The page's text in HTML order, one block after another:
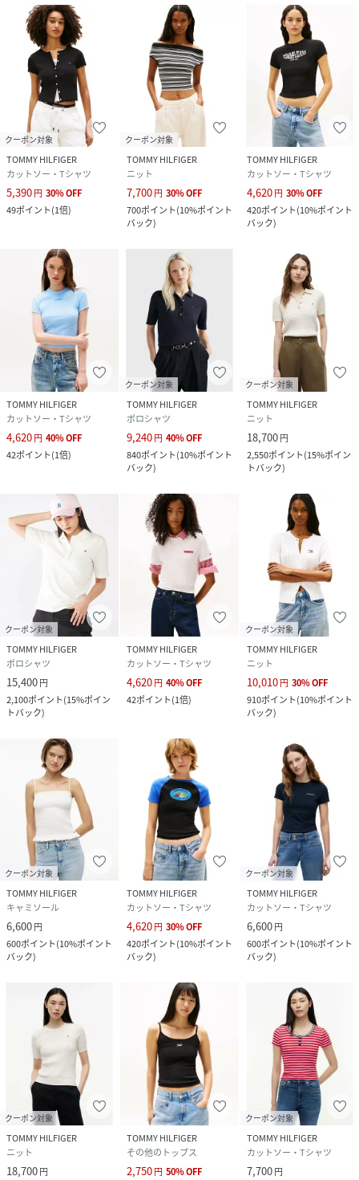
クーポン対象
TOMMY HILFIGER
カットソー・Tシャツ
5,390円 30%OFF
49ポイント(1倍)
クーポン対象
TOMMY HILFIGER
ニット
7,700円 30%OFF
700ポイント(10%ポイント
バック)
TOMMY HILFIGER
カットソー・Tシャツ
4,620円 30%OFF
420ポイント(10%ポイント
バック)
TOMMY HILFIGER
カットソー・Tシャツ
4,620円 40%OFF
42ポイント(1倍)
クーポン対象
TOMMY HILFIGER
ポロシャツ
9,240円 40%OFF
840ポイント(10%ポイント
バック)
クーポン対象
TOMMY HILFIGER
ニット
18,700円
2,550ポイント(15%ポイン
トバック)
クーポン対象
TOMMY HILFIGER
ポロシャツ
15,400円
2,100ポイント(15%ポイン
トバック)
TOMMY HILFIGER
カットソー・Tシャツ
4,620円 40%OFF
42ポイント(1倍)
クーポン対象
TOMMY HILFIGER
ニット
10,010円 30%OFF
910ポイント(10%ポイント
バック)
クーポン対象
TOMMY HILFIGER
キャミソール
6,600円
600ポイント(10%ポイント
バック)
TOMMY HILFIGER
カットソー・Tシャツ
4,620円 30%OFF
420ポイント(10%ポイント
バック)
クーポン対象
TOMMY HILFIGER
カットソー・Tシャツ
6,600円
600ポイント(10%ポイント
バック)
クーポン対象
TOMMY HILFIGER
ニット
18,700円
TOMMY HILFIGER
その他のトップス
2,750円 50%OFF
クーポン対象
TOMMY HILFIGER
カットソー・Tシャツ
7,700円